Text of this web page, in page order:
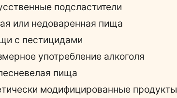
подсластители
или недоваренная пища
с пестицидами
употребление алкоголя
пища
модифицированные продукты